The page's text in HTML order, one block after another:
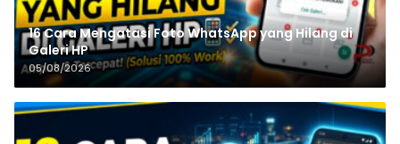
16 Cara Mengatasi Foto WhatsApp yang Hilang di
Galeri HP
05/08/2026